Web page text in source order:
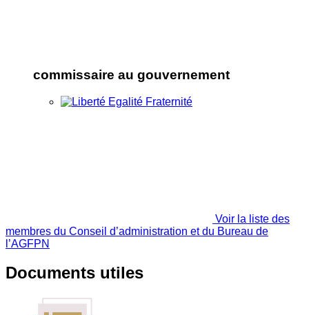
commissaire au gouvernement
Voir la liste des
membres du Conseil d’administration et du Bureau de
l’AGFPN
Documents utiles